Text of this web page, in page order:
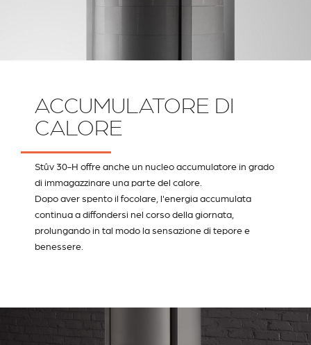
ACCUMULATORE DI
CALORE
Stûv 30-H offre anche un nucleo accumulatore in grado
di immagazzinare una parte del calore.
Dopo aver spento il focolare, l'energia accumulata
continua a diffondersi nel corso della giornata,
prolungando in tal modo la sensazione di tepore e
benessere.